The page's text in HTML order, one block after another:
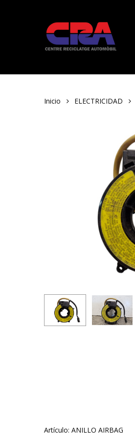
Inicio ELECTRICIDAD
Artículo: ANILLO AIRBAG